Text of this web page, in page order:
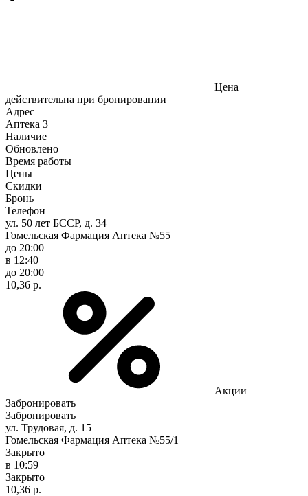
Цена
действительна при бронировании
Адрес
Аптека 3
Наличие
Обновлено
Время работы
Цены
Скидки
Бронь
Телефон
ул. 50 лет БССР, д. 34
Гомельская Фармация Аптека №55
до 20:00
в 12:40
до 20:00
10,36 р.
Акции
Забронировать
Забронировать
ул. Трудовая, д. 15
Гомельская Фармация Аптека №55/1
Закрыто
в 10:59
Закрыто
10,36 р.